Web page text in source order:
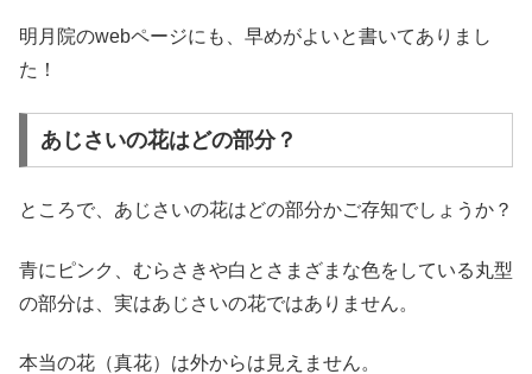
明月院のwebページにも、早めがよいと書いてありまし
た！
あじさいの花はどの部分？
ところで、あじさいの花はどの部分かご存知でしょうか？
青にピンク、むらさきや白とさまざまな色をしている丸型
の部分は、実はあじさいの花ではありません。
本当の花（真花）は外からは見えません。